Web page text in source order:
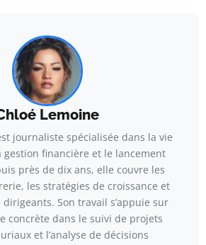
Lemoine
journaliste spécialisée dans la vie
gestion financière et le lancement
près de dix ans, elle couvre les
les stratégies de croissance et
Son travail s’appuie sur
concrète dans le suivi de projets
et l’analyse de décisions